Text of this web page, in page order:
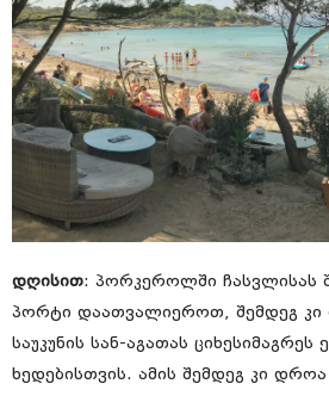
დღისით: პორკეროლში ჩასვლისას
პორტი დაათვალიეროთ, შემდეგ კი
საუკუნის სან-აგათას ციხესიმაგრეს
ხედებისთვის. ამის შემდეგ კი